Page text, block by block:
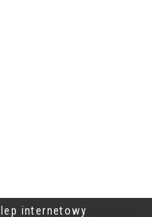
internetowy